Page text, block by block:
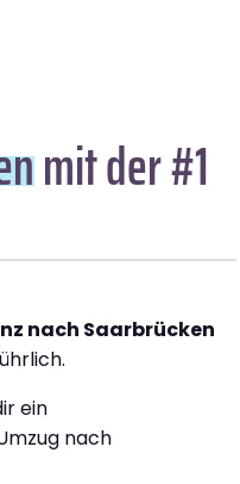
mit der #1
nach Saarbrücken
ein
nach